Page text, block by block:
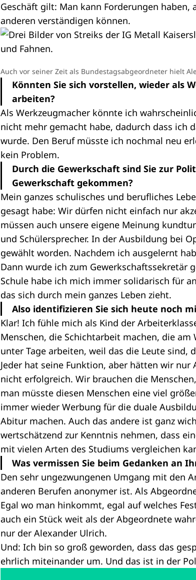
Geschäft gilt: Man kann Forderungen haben,
anderen verständigen können.
Auch vor seiner Zeit als Bundestagsabgeordneter hielt
Könnten Sie sich vorstellen, wieder als
arbeiten?
Als Werkzeugmacher könnte ich
nicht mehr gemacht habe, dadurch dass ich
wurde. Den Beruf müsste ich nochmal neu
kein Problem.
Durch die Gewerkschaft sind Sie zur
Gewerkschaft gekommen?
Mein ganzes schulisches und berufliches
gesagt habe: Wir dürfen nicht einfach nur
müssen auch unsere eigene Meinung
und Schülersprecher. In der Ausbildung bei
gewählt worden. Nachdem ich ausgelernt
Dann wurde ich zum Gewerkschaftssekretär
Schule habe ich mich immer solidarisch für
das sich durch mein ganzes Leben zieht.
Also identifizieren Sie sich heute noch
Klar! Ich fühle mich als Kind der
Menschen, die Schichtarbeit machen, die
unter Tage arbeiten, weil das die Leute sind,
Jeder hat seine Funktion, aber hätten wir nur
nicht erfolgreich. Wir brauchen die
man müsste diesen Menschen eine viel
immer wieder Werbung für die duale
Abitur machen. Auch das andere ist ganz
wertschätzend zur Kenntnis nehmen, dass
mit vielen Arten des Studiums vergleichen
Was vermissen Sie beim Gedanken an
Den sehr ungezwungenen Umgang mit den
anderen Berufen anonymer ist. Als
Egal wo man hinkommt, egal auf welches
auch ein Stück weit als der Abgeordnete
nur der Alexander Ulrich.
Und: Ich bin so groß geworden, dass das
ehrlich miteinander um. Und das ist in der